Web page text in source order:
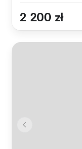
2 200 zł